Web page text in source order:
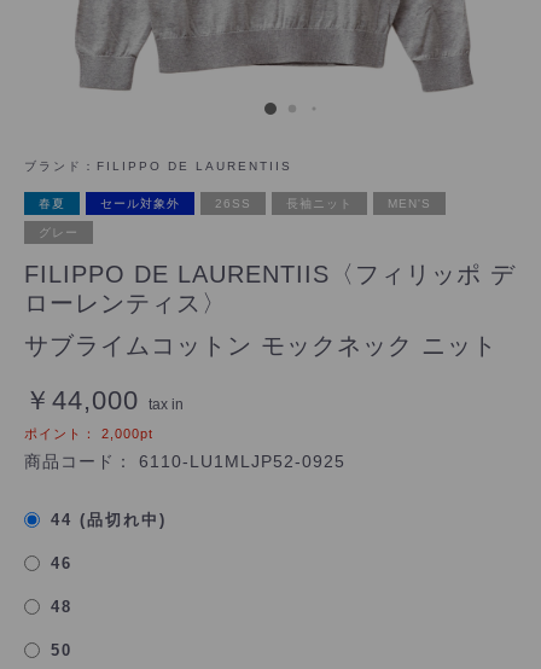
ブランド： FILIPPO DE LAURENTIIS
春夏 セール対象外 26SS 長袖ニット MEN'S
グレー
FILIPPO DE LAURENTIIS〈フィリッポ デ
ローレンティス〉
サブライムコットン モックネック ニット
￥44,000 tax in
ポイント： 2,000pt
商品コード： 6110-LU1MLJP52-0925
44 (品切れ中)
46
48
50